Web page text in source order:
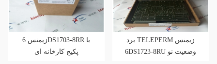
زیمنس 6DS1703-8RR با
پکیج کارخانه ای
برد TELEPERM زیمنس
6DS1723-8RU وضعیت نو